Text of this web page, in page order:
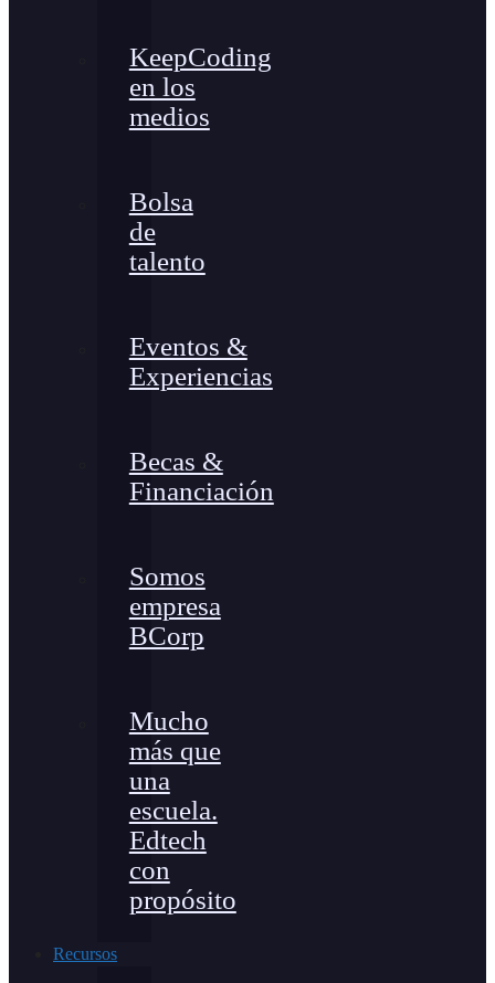
KeepCoding
en los
medios
Bolsa
de
talento
Eventos &
Experiencias
Becas &
Financiación
Somos
empresa
BCorp
Mucho
más que
una
escuela.
Edtech
con
propósito
Recursos